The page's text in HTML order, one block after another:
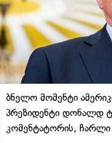
ბნელო მომენტი
პრეზიდენტი დონალდ
კომენტატორის,